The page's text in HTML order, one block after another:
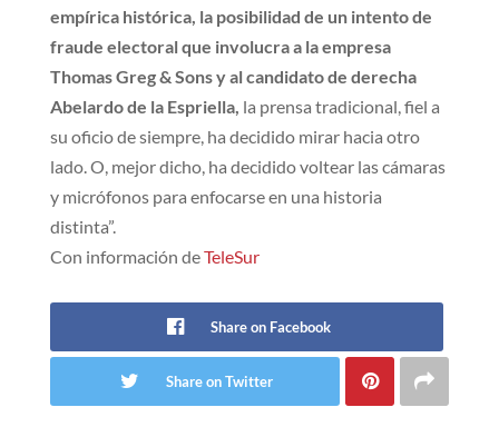
empírica histórica, la posibilidad de un intento de
fraude electoral que involucra a la empresa
Thomas Greg & Sons y al candidato de derecha
Abelardo de la Espriella, la prensa tradicional, fiel a
su oficio de siempre, ha decidido mirar hacia otro
lado. O, mejor dicho, ha decidido voltear las cámaras
y micrófonos para enfocarse en una historia
distinta”.
Con información deTeleSur
Share on Facebook
Share on Twitter